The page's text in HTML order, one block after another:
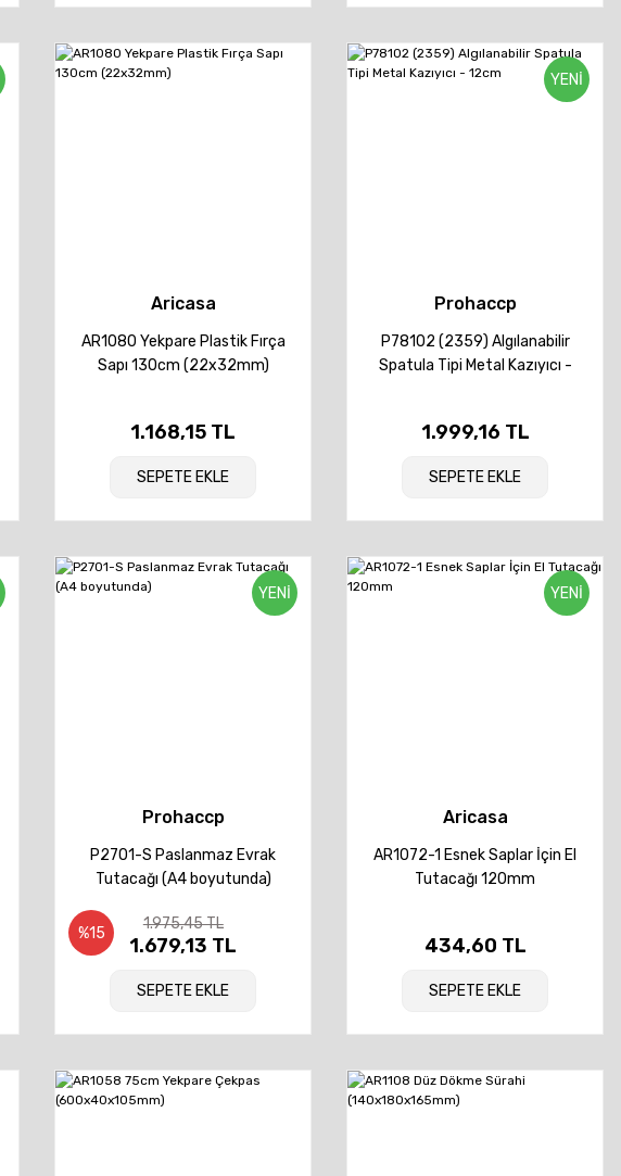
Aricasa
AR1080 Yekpare Plastik Fırça
Sapı 130cm (22x32mm)
1.168,15 TL
SEPETE EKLE
Prohaccp
P78102 (2359) Algılanabilir
Spatula Tipi Metal Kazıyıcı -
1.999,16 TL
SEPETE EKLE
YENİ
Prohaccp
P2701-S Paslanmaz Evrak
Tutacağı (A4 boyutunda)
1.975,45 TL
1.679,13 TL
SEPETE EKLE
%15
YENİ
Aricasa
AR1072-1 Esnek Saplar İçin El
Tutacağı 120mm
434,60 TL
SEPETE EKLE
YENİ